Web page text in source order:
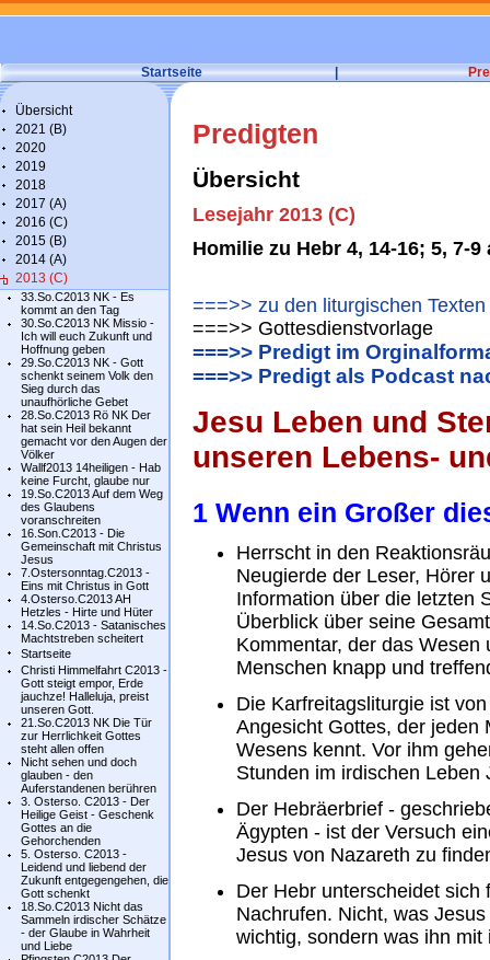
Startseite |
Übersicht
2021 (B)
2020
2019
2018
2017 (A)
2016 (C)
2015 (B)
2014 (A)
2013 (C)
33.So.C2013 NK - Es
kommt an den Tag
30.So.C2013 NK Missio -
Ich will euch Zukunft und
Hoffnung geben
29.So.C2013 NK - Gott
schenkt seinem Volk den
Sieg durch das
unaufhörliche Gebet
28.So.C2013 Rö NK Der
hat sein Heil bekannt
gemacht vor den Augen der
Völker
Wallf2013 14heiligen - Hab
keine Furcht, glaube nur
19.So.C2013 Auf dem Weg
des Glaubens
voranschreiten
16.Son.C2013 - Die
Gemeinschaft mit Christus
Jesus
7.Ostersonntag.C2013 -
Eins mit Christus in Gott
4.Osterso.C2013 AH
Hetzles - Hirte und Hüter
14.So.C2013 - Satanisches
Machtstreben scheitert
Startseite
Christi Himmelfahrt C2013 -
Gott steigt empor, Erde
jauchze! Halleluja, preist
unseren Gott.
21.So.C2013 NK Die Tür
zur Herrlichkeit Gottes
steht allen offen
Nicht sehen und doch
glauben - den
Auferstandenen berühren
3. Osterso. C2013 - Der
Heilige Geist - Geschenk
Gottes an die
Gehorchenden
5. Osterso. C2013 -
Leidend und liebend der
Zukunft entgegengehen, die
Gott schenkt
18.So.C2013 Nicht das
Sammeln irdischer Schätze
- der Glaube in Wahrheit
und Liebe
Predigten
Übersicht
Lesejahr 2013 (C)
Homilie zu Hebr 4, 14-16; 5, 7-
===>> zu den liturgischen Texten
===>> Gottesdienstvorlage
===>> Predigt im
===>> Predigt als Podcast
Jesu Leben und
unseren Lebens-
1 Wenn ein Großer
Herrscht in den
Neugierde der Leser, Hörer
Information über die letzten
Überblick über seine
Kommentar, der das
Menschen knapp und
Die Karfreitagsliturgie ist
Angesicht Gottes, der jeden
Wesens kennt. Vor ihm
Stunden im irdischen Leben
Der Hebräerbrief -
Ägypten - ist der Versuch
Jesus von Nazareth zu
Der Hebr unterscheidet
Nachrufen. Nicht, was
wichtig, sondern was ihn